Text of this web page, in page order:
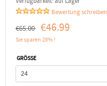
Bewertung schreiben
€65.00 €46.99
Sie sparen 28% !
GRÖSSE